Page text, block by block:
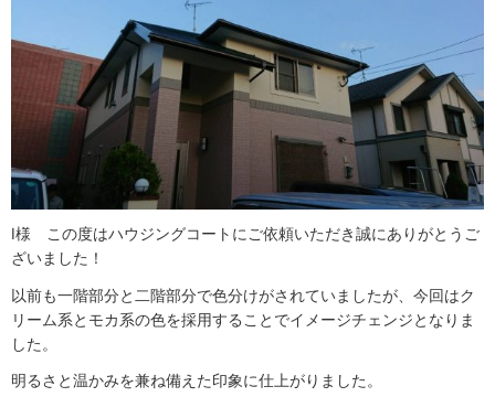
I様 この度はハウジングコートにご依頼いただき誠にありがとうご
ざいました！
以前も一階部分と二階部分で色分けがされていましたが、今回はク
リーム系とモカ系の色を採用することでイメージチェンジとなりま
した。
明るさと温かみを兼ね備えた印象に仕上がりました。